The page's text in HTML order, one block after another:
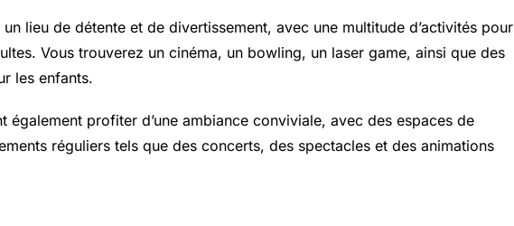
un lieu de détente et de divertissement, avec une multitude d’activités pour
Vous trouverez un cinéma, un bowling, un laser game, ainsi que des
les enfants.
également profiter d’une ambiance conviviale, avec des espaces de
réguliers tels que des concerts, des spectacles et des animations